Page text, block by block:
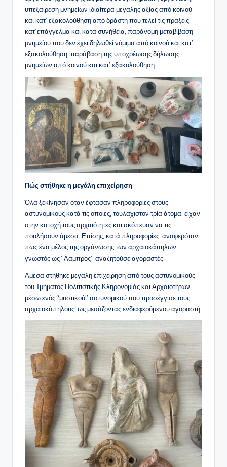
υπεξαίρεση μνημείων ιδιαίτερα μεγάλης αξίας από κοινού
και κατ’ εξακολούθηση από δράστη που τελεί τις πράξεις
κατ΄επάγγελμα και κατά συνήθεια, παράνομη μεταβίβαση
μνημείου που δεν έχει δηλωθεί νόμιμα από κοινού και κατ’
εξακολούθηση, παράβαση της υποχρέωσης δήλωσης
μνημείων από κοινού και κατ’ εξακολούθηση.
Πώς στήθηκε η μεγάλη επιχείρηση
Όλα ξεκίνησαν όταν έφτασαν πληροφορίες στους
αστυνομικούς κατά τις οποίες, τουλάχιστον τρία άτομα, είχαν
στην κατοχή τους αρχαιότητες και σκόπευαν να τις
πουλήσουν άμεσα. Επίσης, κατά πληροφορίες, αναφερόταν
πως ένα μέλος της οργάνωσης των αρχαιοκάπηλων,
γνωστός ως “Λάμπρος” αναζητούσε αγοραστές.
Αμεσα στήθηκε μεγάλη επιχείρηση από τους αστυνομικούς
του Τμήματος Πολιτιστικής Κληρονομιάς και Αρχαιοτήτων
μέσω ενός “μυστικού” αστυνομικού που προσέγγισε τους
αρχαιοκάπηλους, ως μεσάζοντας ενδιαφερόμενου αγοραστή.